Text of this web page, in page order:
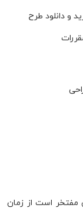
و دانلود طرح
مفتخر است از زمان